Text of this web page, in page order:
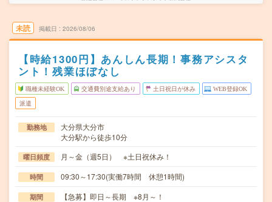
未読 掲載日 2026/08/06
【時給1300円】あんしん長期！事務アシスタ
ント！残業ほぼなし
職種未経験OK 交通費別途支給あり 土日祝日が休み WEB登録OK
派遣
勤務地
大分県大分市
大分駅から徒歩10分
曜日頻度 月～金（週5日） ※土日祝休み！
時間 09:30～17:30(実働7時間 休憩1時間)
期間 【急募】即日～長期 ※8月～！